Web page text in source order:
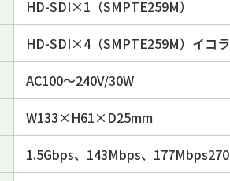
HD-SDI×1（SMPTE259M）
HD-SDI×4（SMPTE259M）イコ
AC100～240V/30W
W133×H61×D25mm
1.5Gbps、143Mbps、